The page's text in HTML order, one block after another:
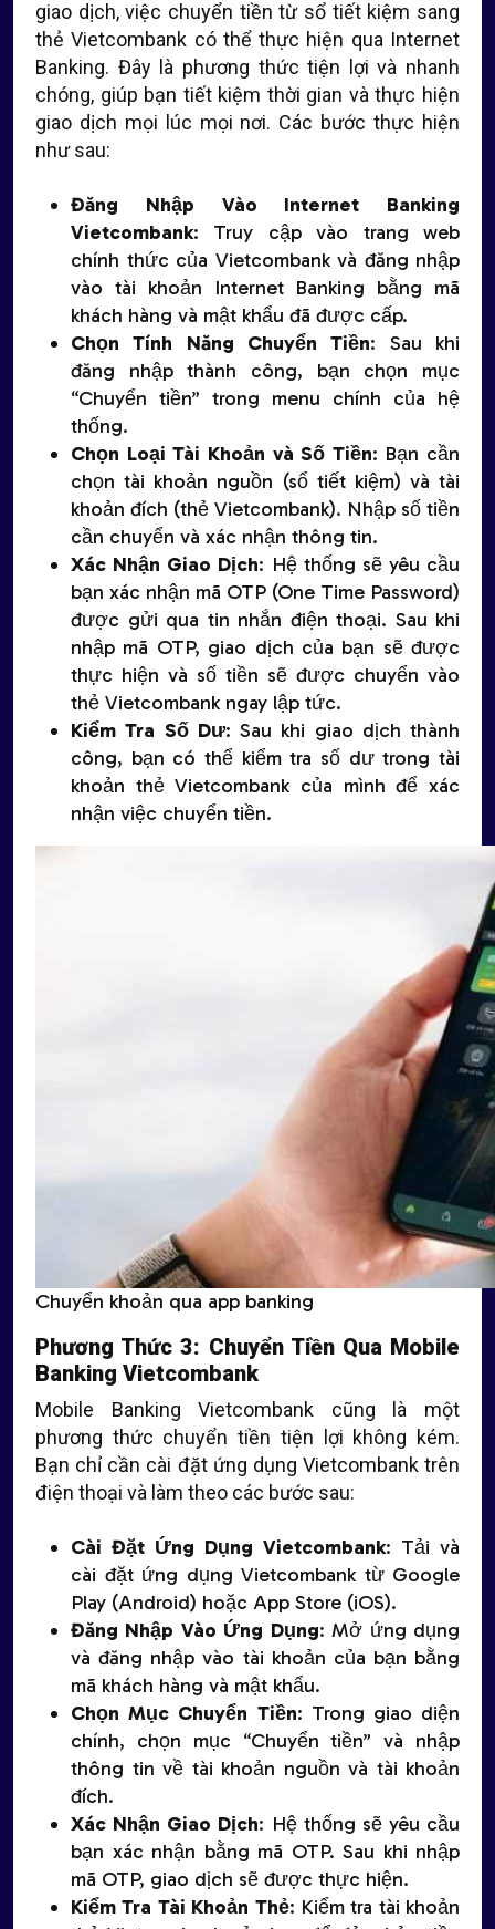
giao dịch, việc chuyển tiền từ sổ tiết kiệm sang
thẻ Vietcombank có thể thực hiện qua Internet
Banking. Đây là phương thức tiện lợi và nhanh
chóng, giúp bạn tiết kiệm thời gian và thực hiện
giao dịch mọi lúc mọi nơi. Các bước thực hiện
như sau:
Đăng Nhập Vào Internet Banking
Vietcombank: Truy cập vào trang web
chính thức của Vietcombank và đăng nhập
vào tài khoản Internet Banking bằng mã
khách hàng và mật khẩu đã được cấp.
Chọn Tính Năng Chuyển Tiền: Sau khi
đăng nhập thành công, bạn chọn mục
“Chuyển tiền” trong menu chính của hệ
thống.
Chọn Loại Tài Khoản và Số Tiền: Bạn cần
chọn tài khoản nguồn (sổ tiết kiệm) và tài
khoản đích (thẻ Vietcombank). Nhập số tiền
cần chuyển và xác nhận thông tin.
Xác Nhận Giao Dịch: Hệ thống sẽ yêu cầu
bạn xác nhận mã OTP (One Time Password)
được gửi qua tin nhắn điện thoại. Sau khi
nhập mã OTP, giao dịch của bạn sẽ được
thực hiện và số tiền sẽ được chuyển vào
thẻ Vietcombank ngay lập tức.
Kiểm Tra Số Dư: Sau khi giao dịch thành
công, bạn có thể kiểm tra số dư trong tài
khoản thẻ Vietcombank của mình để xác
nhận việc chuyển tiền.
Chuyển khoản qua app banking
Phương Thức 3: Chuyển Tiền Qua Mobile
Banking Vietcombank
Mobile Banking Vietcombank cũng là một
phương thức chuyển tiền tiện lợi không kém.
Bạn chỉ cần cài đặt ứng dụng Vietcombank trên
điện thoại và làm theo các bước sau:
Cài Đặt Ứng Dụng Vietcombank: Tải và
cài đặt ứng dụng Vietcombank từ Google
Play (Android) hoặc App Store (iOS).
Đăng Nhập Vào Ứng Dụng: Mở ứng dụng
và đăng nhập vào tài khoản của bạn bằng
mã khách hàng và mật khẩu.
Chọn Mục Chuyển Tiền: Trong giao diện
chính, chọn mục “Chuyển tiền” và nhập
thông tin về tài khoản nguồn và tài khoản
đích.
Xác Nhận Giao Dịch: Hệ thống sẽ yêu cầu
bạn xác nhận bằng mã OTP. Sau khi nhập
mã OTP, giao dịch sẽ được thực hiện.
Kiểm Tra Tài Khoản Thẻ: Kiểm tra tài khoản